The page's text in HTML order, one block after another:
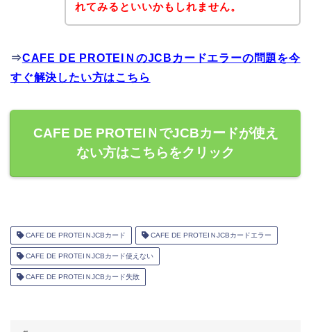
れてみるといいかもしれません。
⇒CAFE DE PROTEIＮのJCBカードエラーの問題を今
すぐ解決したい方はこちら
CAFE DE PROTEIＮでJCBカードが使え
ない方はこちらをクリック
CAFE DE PROTEIＮJCBカード CAFE DE PROTEIＮJCBカードエラー
CAFE DE PROTEIＮJCBカード使えない
CAFE DE PROTEIＮJCBカード失敗